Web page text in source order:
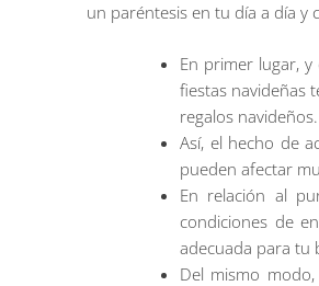
un paréntesis en tu día a día y
En primer lugar,
fiestas navideñas
regalos navideños.
Así, el hecho de
pueden afectar
En relación al
condiciones de
adecuada para tu
Del mismo